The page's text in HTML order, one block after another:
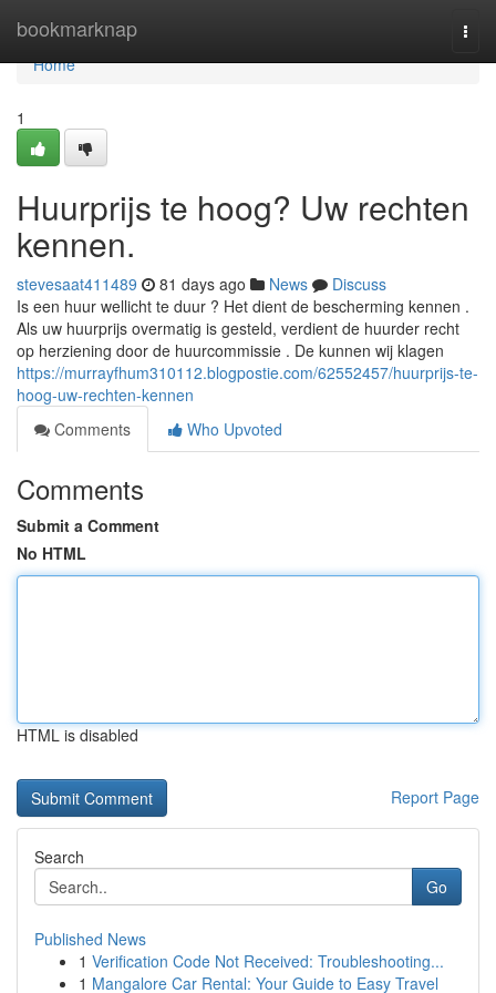
bookmarknap
Home
Home
1
Huurprijs te hoog? Uw rechten
kennen.
stevesaat411489 81 days ago News
Discuss
Is een huur wellicht te duur ? Het dient de bescherming kennen .
Als uw huurprijs overmatig is gesteld, verdient de huurder recht
op herziening door de huurcommissie . De kunnen wij klagen
https://murrayfhum310112.blogpostie.com/62552457/huurprijs-te-
hoog-uw-rechten-kennen
Comments
Who Upvoted
Comments
Submit a Comment
No HTML
HTML is disabled
Report Page
Search
Go
Published News
1 Verification Code Not Received: Troubleshooting...
1 Mangalore Car Rental: Your Guide to Easy Travel